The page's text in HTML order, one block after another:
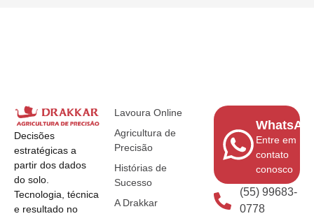
Decisões
estratégicas a
partir dos dados
do solo.
Tecnologia, técnica
e resultado no
Lavoura Online
Agricultura de
Precisão
Histórias de
Sucesso
A Drakkar
Entre em
contato
conosco
(55) 99683-
0778